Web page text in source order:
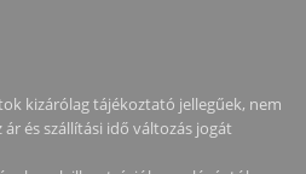
kizárólag tájékoztató jellegűek, nem
és szállítási idő változás jogát